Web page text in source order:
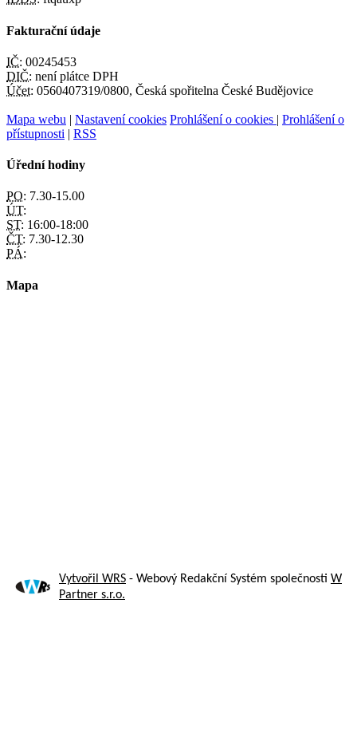
Fakturační údaje
IČ: 00245453
DIČ: není plátce DPH
Účet: 0560407319/0800, Česká spořitelna České Budějovice
Mapa webu | Nastavení cookies Prohlášení o cookies | Prohlášení o
přístupnosti | RSS
Úřední hodiny
PO: 7.30-15.00
ÚT:
ST: 16:00-18:00
ČT: 7.30-12.30
PÁ:
Mapa
Vytvořil WRS - Webový Redakční Systém společnosti W
Partner s.r.o.